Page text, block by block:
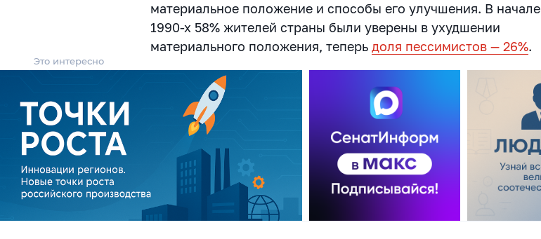
материальное положение и способы его улучшения. В начале
1990-х 58% жителей страны были уверены в ухудшении
материального положения, теперьдоля пессимистов — 26%.
Это интересно